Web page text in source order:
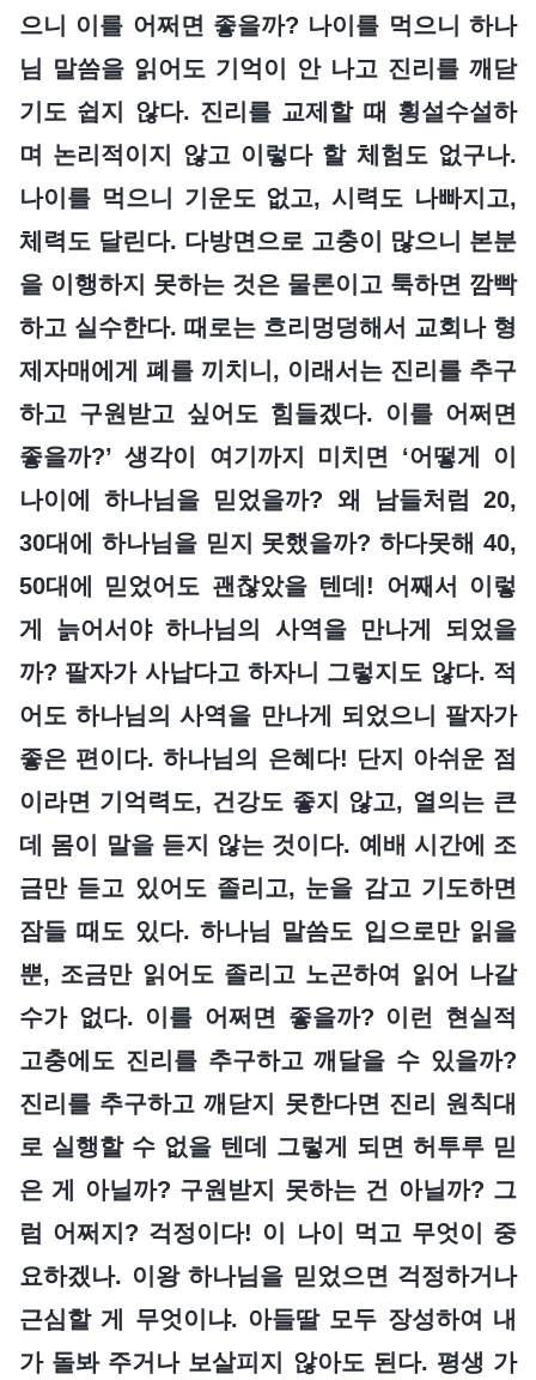
으니 이를 어쩌면 좋을까? 나이를 먹으니 하나
님 말씀을 읽어도 기억이 안 나고 진리를 깨닫
기도 쉽지 않다. 진리를 교제할 때 횡설수설하
며 논리적이지 않고 이렇다 할 체험도 없구나.
나이를 먹으니 기운도 없고, 시력도 나빠지고,
체력도 달린다. 다방면으로 고충이 많으니 본분
을 이행하지 못하는 것은 물론이고 툭하면 깜빡
하고 실수한다. 때로는 흐리멍덩해서 교회나 형
제자매에게 폐를 끼치니, 이래서는 진리를 추구
하고 구원받고 싶어도 힘들겠다. 이를 어쩌면
좋을까?’ 생각이 여기까지 미치면 ‘어떻게 이
나이에 하나님을 믿었을까? 왜 남들처럼 20,
30대에 하나님을 믿지 못했을까? 하다못해 40,
50대에 믿었어도 괜찮았을 텐데! 어째서 이렇
게 늙어서야 하나님의 사역을 만나게 되었을
까? 팔자가 사납다고 하자니 그렇지도 않다. 적
어도 하나님의 사역을 만나게 되었으니 팔자가
좋은 편이다. 하나님의 은혜다! 단지 아쉬운 점
이라면 기억력도, 건강도 좋지 않고, 열의는 큰
데 몸이 말을 듣지 않는 것이다. 예배 시간에 조
금만 듣고 있어도 졸리고, 눈을 감고 기도하면
잠들 때도 있다. 하나님 말씀도 입으로만 읽을
뿐, 조금만 읽어도 졸리고 노곤하여 읽어 나갈
수가 없다. 이를 어쩌면 좋을까? 이런 현실적
고충에도 진리를 추구하고 깨달을 수 있을까?
진리를 추구하고 깨닫지 못한다면 진리 원칙대
로 실행할 수 없을 텐데 그렇게 되면 허투루 믿
은 게 아닐까? 구원받지 못하는 건 아닐까? 그
럼 어쩌지? 걱정이다! 이 나이 먹고 무엇이 중
요하겠나. 이왕 하나님을 믿었으면 걱정하거나
근심할 게 무엇이냐. 아들딸 모두 장성하여 내
가 돌봐 주거나 보살피지 않아도 된다. 평생 가